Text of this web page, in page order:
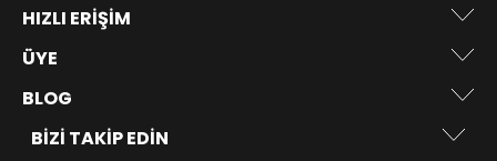
HIZLI ERIŞIM
ÜYE
BLOG
BIZI TAKIP EDIN